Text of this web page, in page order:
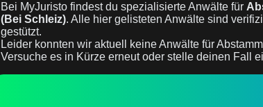
Bei MyJuristo findest du spezialisierte Anwälte für
(Bei Schleiz). Alle hier gelisteten Anwälte sind
gestützt.
Leider konnten wir aktuell keine Anwälte für
Versuche es in Kürze erneut oder stelle deinen Fall